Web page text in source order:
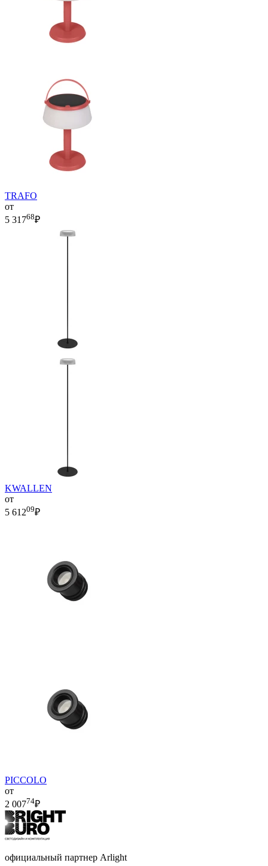
TRAFO
от
5 31768₽
KWALLEN
от
5 61209₽
PICCOLO
от
2 00774₽
официальный партнер Arlight